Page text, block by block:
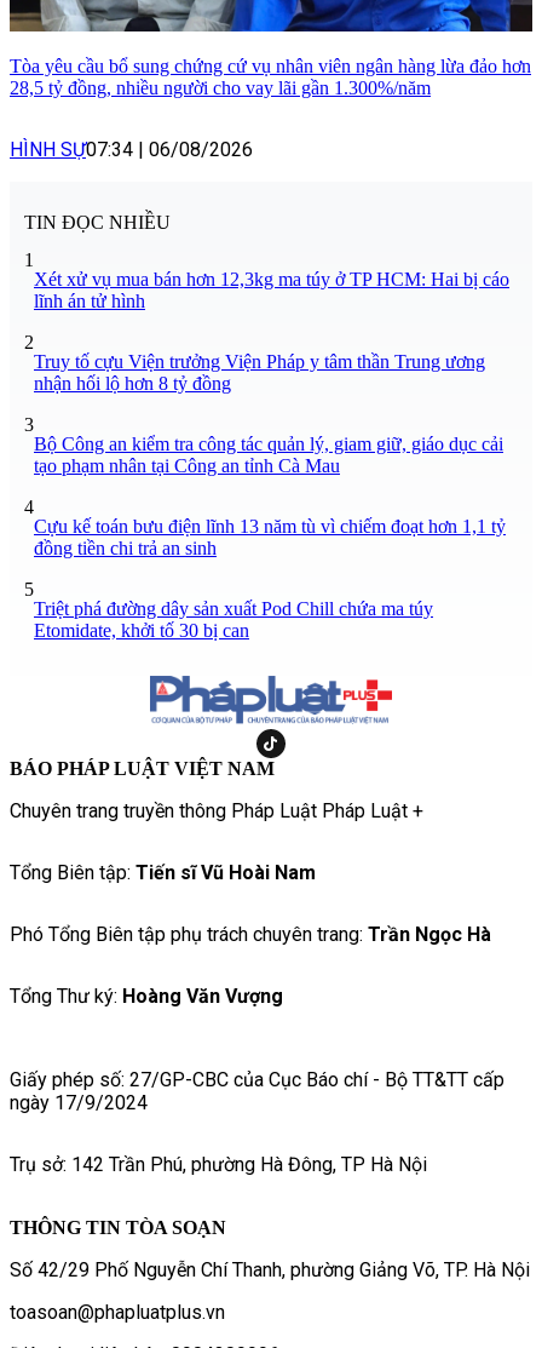
Tòa yêu cầu bổ sung chứng cứ vụ nhân viên ngân hàng lừa đảo hơn
28,5 tỷ đồng, nhiều người cho vay lãi gần 1.300%/năm
HÌNH SỰ07:34 | 06/08/2026
TIN ĐỌC NHIỀU
1
Xét xử vụ mua bán hơn 12,3kg ma túy ở TP HCM: Hai bị cáo
lĩnh án tử hình
2
Truy tố cựu Viện trưởng Viện Pháp y tâm thần Trung ương
nhận hối lộ hơn 8 tỷ đồng
3
Bộ Công an kiểm tra công tác quản lý, giam giữ, giáo dục cải
tạo phạm nhân tại Công an tỉnh Cà Mau
4
Cựu kế toán bưu điện lĩnh 13 năm tù vì chiếm đoạt hơn 1,1 tỷ
đồng tiền chi trả an sinh
5
Triệt phá đường dây sản xuất Pod Chill chứa ma túy
Etomidate, khởi tố 30 bị can
BÁO PHÁP LUẬT VIỆT NAM
Chuyên trang truyền thông Pháp Luật Pháp Luật +
Tổng Biên tập: Tiến sĩ Vũ Hoài Nam
Phó Tổng Biên tập phụ trách chuyên trang: Trần Ngọc Hà
Tổng Thư ký: Hoàng Văn Vượng
Giấy phép số: 27/GP-CBC của Cục Báo chí - Bộ TT&TT cấp
ngày 17/9/2024
Trụ sở: 142 Trần Phú, phường Hà Đông, TP Hà Nội
THÔNG TIN TÒA SOẠN
Số 42/29 Phố Nguyễn Chí Thanh, phường Giảng Võ, TP. Hà Nội
toasoan@phapluatplus.vn